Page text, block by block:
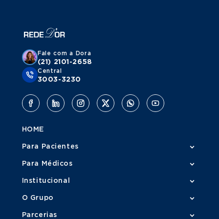
Fale com a Dora
(21) 2101-2658
Central
3003-3230
HOME
Para Pacientes
Para Médicos
Institucional
O Grupo
Parcerias